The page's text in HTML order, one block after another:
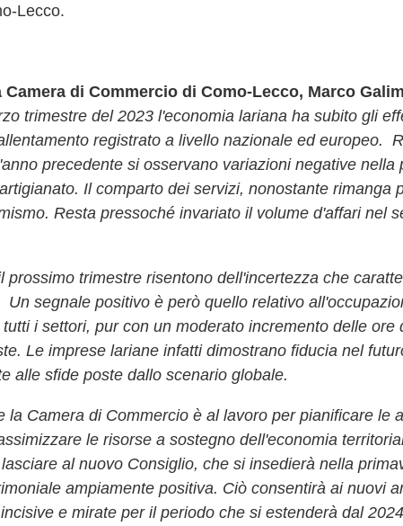
Lecco.
Camera di Commercio di Como-Lecco, Marco
trimestre del 2023 l'economia lariana ha subito gli
registrato a livello nazionale ed europeo.
precedente si osservano variazioni negative nella
Il comparto dei servizi, nonostante rimanga
Resta pressoché invariato il volume d'affari nel
prossimo trimestre risentono dell'incertezza che
segnale positivo è però quello relativo
i settori, pur con un moderato incremento delle ore
Le imprese lariane infatti dimostrano fiducia nel
alle sfide poste dallo scenario globale.
la Camera di Commercio è al lavoro per pianificare le
le risorse a sostegno dell'economia
al nuovo Consiglio, che si insedierà nella
ampiamente positiva. Ciò consentirà ai nuovi
e mirate per il periodo che si estenderà dal